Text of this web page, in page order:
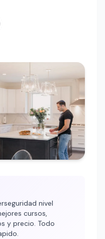
nivel
cursos,
y precio. Todo